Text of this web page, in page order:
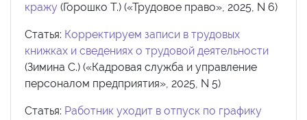
кражу (Горошко Т.) («Трудовое право», 2025, N 6)
Статья: Корректируем записи в трудовых
книжках и сведениях о трудовой деятельности
(Зимина С.) («Кадровая служба и управление
персоналом предприятия», 2025, N 5)
Статья: Работник уходит в отпуск по графику